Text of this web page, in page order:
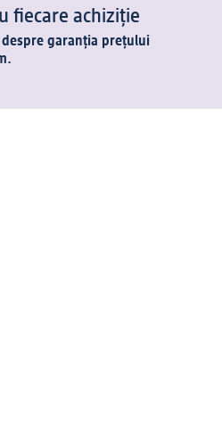
fiecare achiziție
garanția prețului